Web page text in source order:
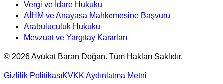
Vergi ve İdare Hukuku
AİHM ve Anayasa Mahkemesine Başvuru
Arabuluculuk Hukuku
Mevzuat ve Yargıtay Kararları
© 2026Avukat Baran Doğan. Tüm Hakları Saklıdır.
Gizlilik PolitikasıKVKK Aydınlatma Metni